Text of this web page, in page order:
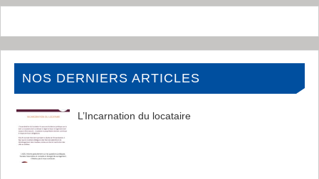
NOS DERNIERS ARTICLES
L’Incarnation du locataire